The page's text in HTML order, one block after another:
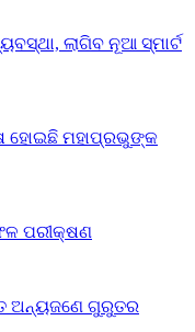
ଲାଗିବ ନୂଆ ସ୍ମାର୍ଟ
ହୋଇଛି ମହାପ୍ରଭୁଙ୍କ
ପରୀକ୍ଷଣ
ଅନ୍ୟଜଣେ ଗୁରୁତର